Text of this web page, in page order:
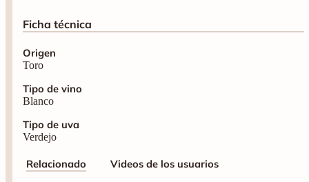
Ficha técnica
Origen
Toro
Tipo de vino
Blanco
Tipo de uva
Verdejo
Relacionado Videos de los usuarios